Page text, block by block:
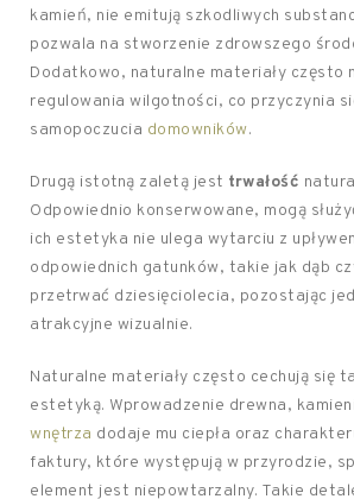
kamień, nie emitują szkodliwych
pozwala na stworzenie zdrowszego
Dodatkowo, naturalne materiały często
regulowania wilgotności, co przyczynia
samopoczucia domowników.
Drugą istotną zaletą jest trwałość
Odpowiednio konserwowane, mogą
ich estetyka nie ulega wytarciu z
odpowiednich gatunków, takie jak dąb
przetrwać dziesięciolecia, pozostając
atrakcyjne wizualnie.
Naturalne materiały często cechują się
estetyką. Wprowadzenie drewna,
wnętrza dodaje mu ciepła oraz
faktury, które występują w przyrodzie,
element jest niepowtarzalny. Takie